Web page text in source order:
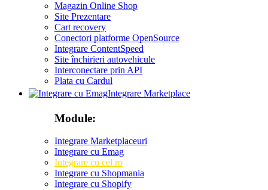
Magazin Online Shop
Site Prezentare
Cart recovery
Conectori platforme OpenSource
Integrare ContentSpeed
Site închirieri autovehicule
Interconectare prin API
Plata cu Cardul
Integrare Marketplace
Module:
Integrare Marketplaceuri
Integrare cu Emag
Integrare cu cel ro
Integrare cu Shopmania
Integrare cu Shopify